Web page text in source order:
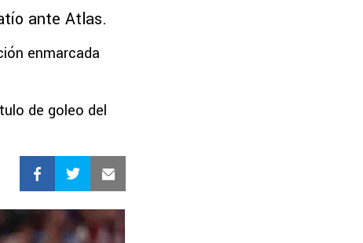
ante Atlas.
enmarcada
de goleo del